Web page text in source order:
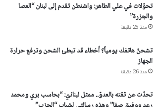
تحوّلات في علي الطاهر: واشنطن تقدم إلى لبنان “العصا
والجزرة”
منذ 25 دقيقة
تشحنُ هاتفك يومياً؟ أخطاء قد تبطئ الشحن وترفع حرارة
الجهاز
منذ 26 دقيقة
تحدّث عن ثقته بالعدوّ.. ممثل لبنانيّ: “بحاسب بري ومحمد